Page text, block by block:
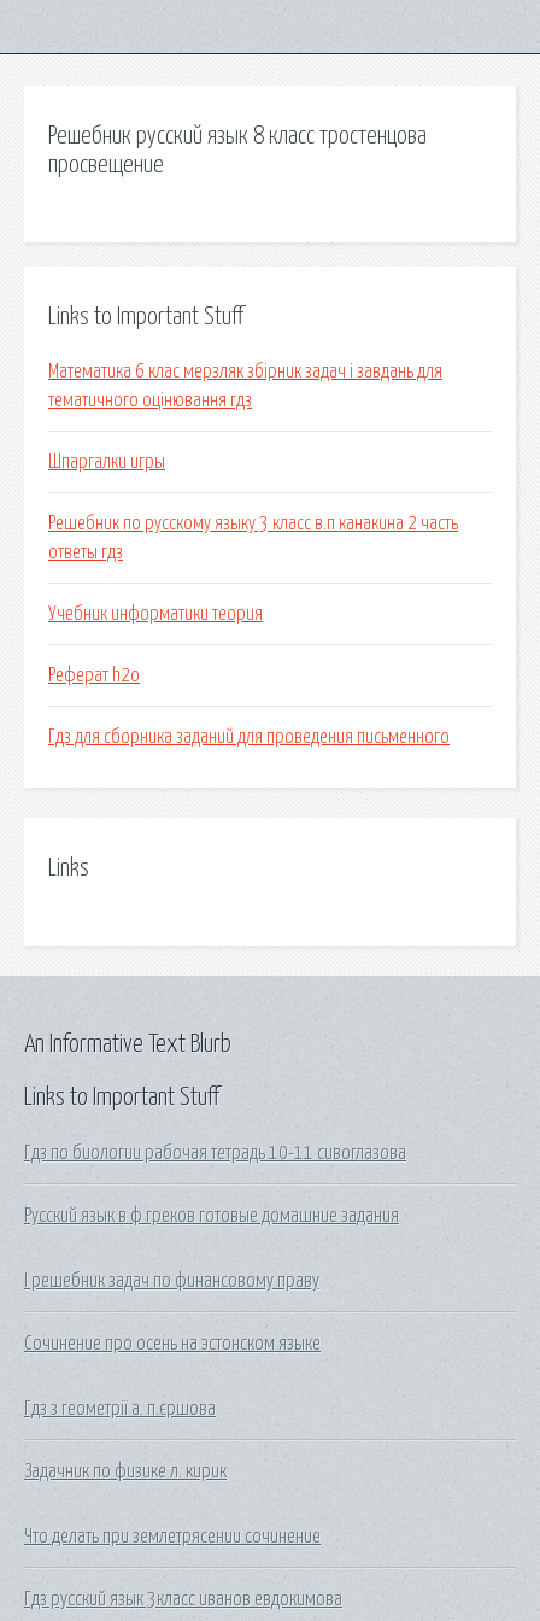
Решебник русский язык 8 класс тростенцова
просвещение
Links to Important Stuff
Математика 6 клас мерзляк збірник задач і завдань для
тематичного оцінювання гдз
Шпаргалки игры
Решебник по русскому языку 3 класс в.п канакина 2 часть
ответы гдз
Учебник информатики теория
Реферат h2o
Гдз для сборника заданий для проведения письменного
Links
Links to Important Stuff
Гдз по биологии рабочая тетрадь 10-11 сивоглазова
Русский язык в ф греков готовые домашние задания
I решебник задач по финансовому праву
Сочинение про осень на эстонском языке
Гдз з геометрії а. п.єршова
Задачник по физике л. кирик
Что делать при землетрясении сочинение
Гдз русский язык 3класс иванов евдокимова
An Informative Text Blurb